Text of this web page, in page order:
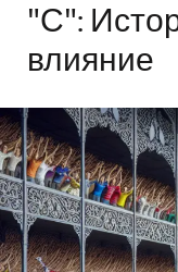
"С":
влияние